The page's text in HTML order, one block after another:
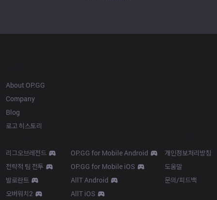
About OP.GG
Company
Blog
로고 히스토리
리그오브레전드
전략적 팀 전투
발로란트
오버워치2
OP.GG for Mobile Android
OP.GG for Mobile iOS
AllT Android
AllT iOS
개인정보처리방침
도움말
문의/피드백